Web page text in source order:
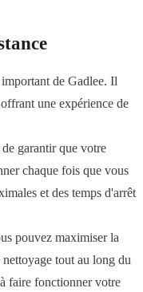
de Gadlee. Il
une expérience de
garantir que votre
chaque fois que vous
et des temps d'arrêt
pouvez maximiser la
tout au long du
faire fonctionner votre